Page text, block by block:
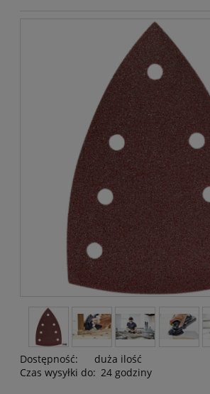
Dostępność:
duża ilość
Czas wysyłki do: 24 godziny